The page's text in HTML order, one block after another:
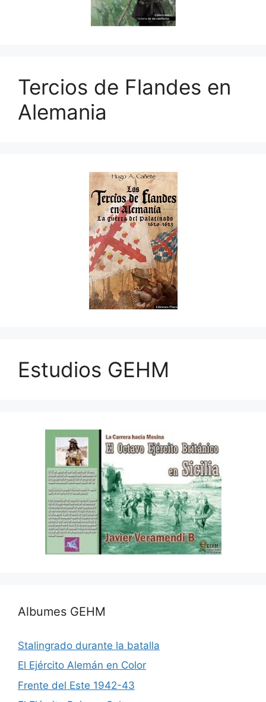
Tercios de Flandes en
Alemania
Estudios GEHM
Albumes GEHM
Stalingrado durante la batalla
El Ejército Alemán en Color
Frente del Este 1942-43